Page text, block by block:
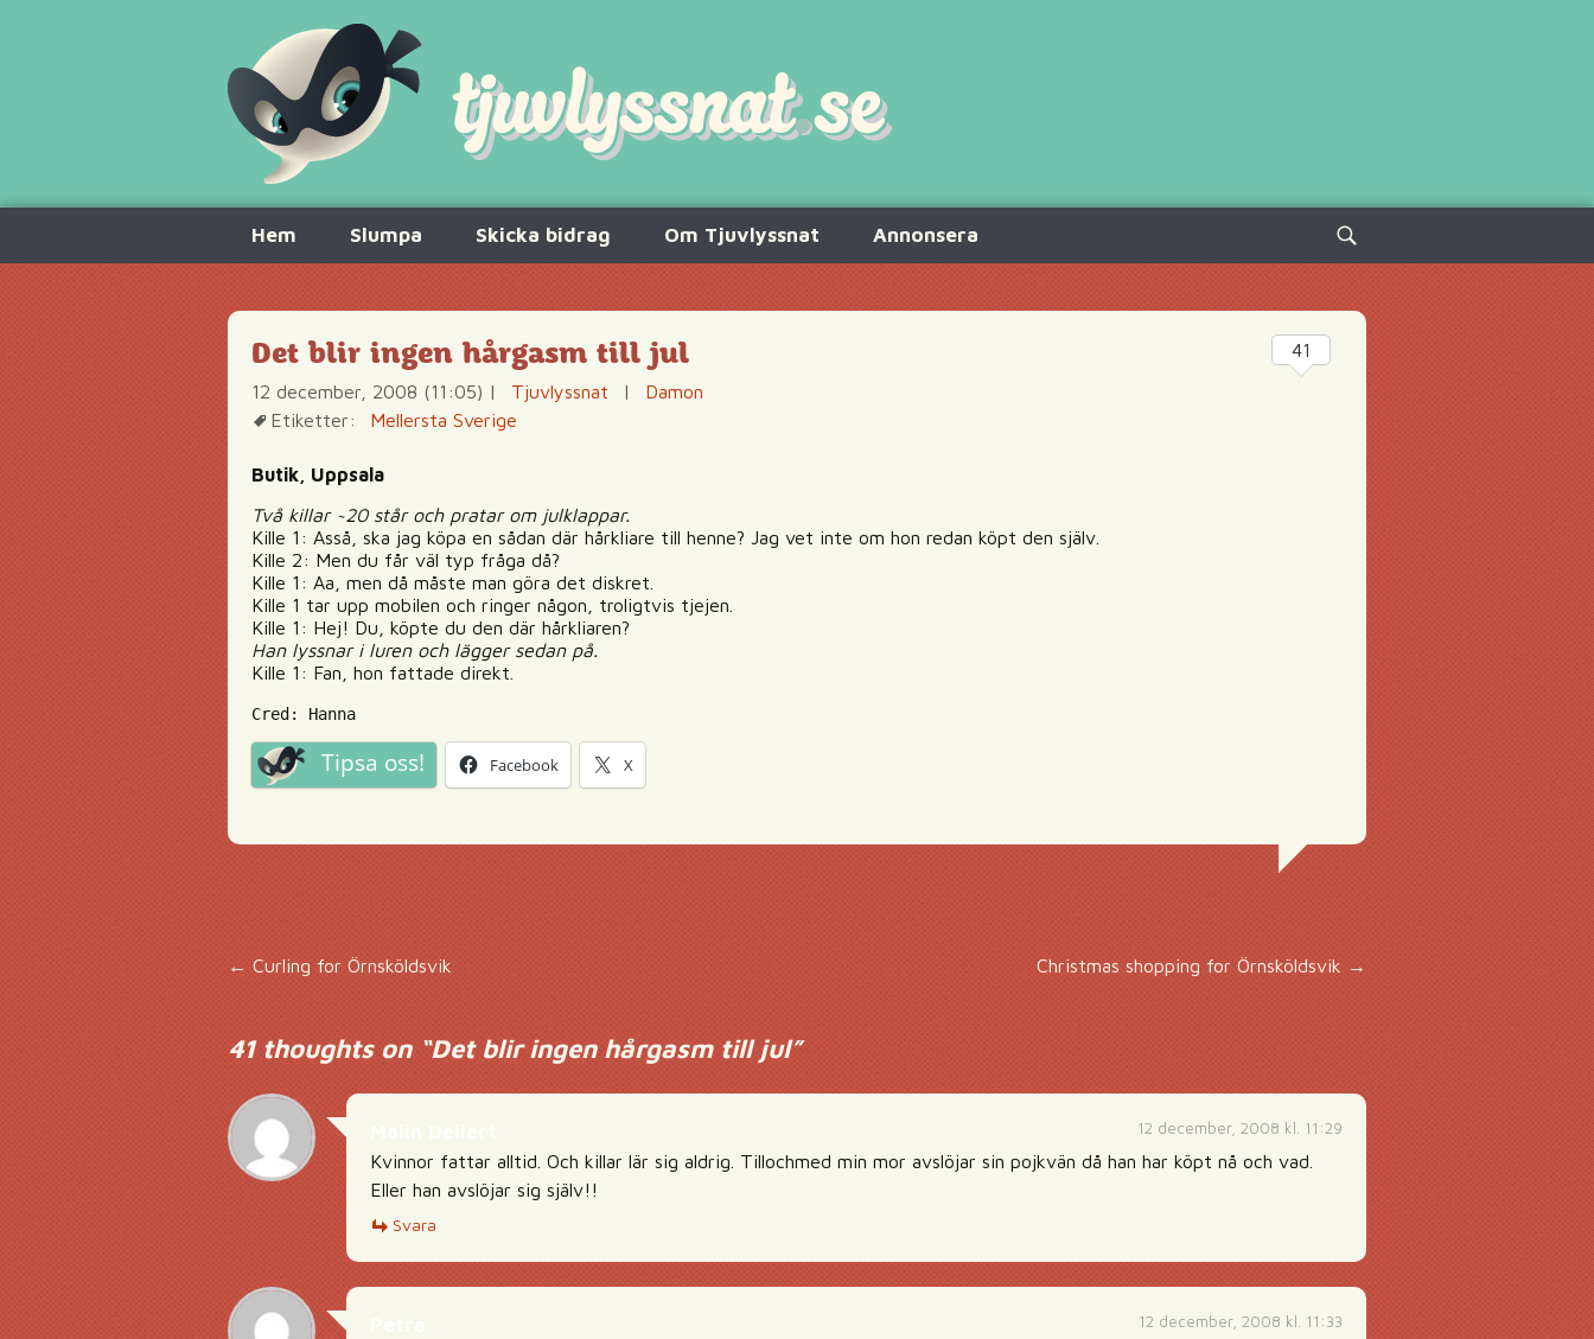
innehåll
Hem Slumpa Skicka bidrag Om Tjuvlyssnat Annonsera
Sök
efter:
Det blir ingen hårgasm till jul
12 december, 2008 (11:05) | Tjuvlyssnat |
Damon
Etiketter:
Mellersta Sverige
Butik, Uppsala
Två killar ~20 står och pratar om julklappar.
Kille 1: Asså, ska jag köpa en sådan där hårkliare till henne? Jag vet inte om hon redan köpt den själv.
Kille 2: Men du får väl typ fråga då?
Kille 1: Aa, men då måste man göra det diskret.
Kille 1 tar upp mobilen och ringer någon, troligtvis tjejen.
Kille 1: Hej! Du, köpte du den där hårkliaren?
Han lyssnar i luren och lägger sedan på.
Kille 1: Fan, hon fattade direkt.
Cred: Hanna
Tipsa oss! Facebook X
41
Inläggsnavigering
← Curling for Örnsköldsvik Christmas shopping for Örnsköldsvik →
41 thoughts on “Det blir ingen hårgasm till jul”
12 december, 2008 kl. 11:29
Kvinnor fattar alltid. Och killar lär sig aldrig. Tillochmed min mor avslöjar sin pojkvän då han har köpt nå och vad.
Eller han avslöjar sig själv!!
Svara
12 december, 2008 kl. 11:33